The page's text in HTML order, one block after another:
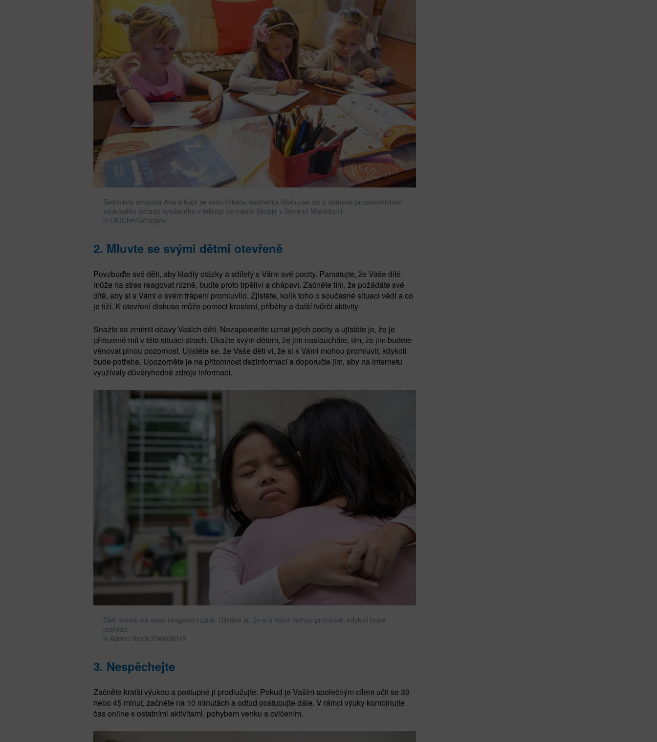
Sedmiletá dvojčata Ana a Kaja se svou tříletou sestřenicí Stelou se učí z domova prostřednictvím
výukového pořadu vysílaného v televizi ve městě Skopje v Severní Makedonii.
© UNICEF/Georgiev
2. Mluvte se svými dětmi otevřeně
Povzbuďte své děti, aby kladly otázky a sdílely s Vámi své pocity. Pamatujte, že Vaše dítě
může na stres reagovat různě, buďte proto trpěliví a chápaví. Začněte tím, že požádáte své
dítě, aby si s Vámi o svém trápení promluvilo. Zjistěte, kolik toho o současné situaci vědí a co
je tíží. K otevření diskuse může pomoci kreslení, příběhy a další tvůrčí aktivity.
Snažte se zmírnit obavy Vašich dětí. Nezapomeňte uznat jejich pocity a ujistěte je, že je
přirozené mít v této situaci strach. Ukažte svým dětem, že jim nasloucháte, tím, že jim budete
věnovat plnou pozornost. Ujistěte se, že Vaše dětí ví, že si s Vámi mohou promluvit, kdykoli
bude potřeba. Upozorněte je na přítomnost dezinformací a doporučte jim, aby na internetu
využívaly důvěryhodné zdroje informací.
Děti mohou na stres reagovat různě. Ujistěte je, že si s Vámi mohou promluvit, kdykoli bude
potřeba.
© Adobe Stock/296606048
3. Nespěchejte
Začněte kratší výukou a postupně ji prodlužujte. Pokud je Vaším společným cílem učit se 30
nebo 45 minut, začněte na 10 minutách a odtud postupujte dále. V rámci výuky kombinujte
čas online s ostatními aktivitami, pohybem venku a cvičením.